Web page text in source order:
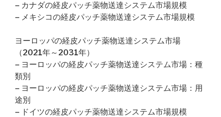
– カナダの経皮パッチ薬物送達システム市場規模
– メキシコの経皮パッチ薬物送達システム市場規模
ヨーロッパの経皮パッチ薬物送達システム市場
（2021年～2031年）
– ヨーロッパの経皮パッチ薬物送達システム市場：種
類別
– ヨーロッパの経皮パッチ薬物送達システム市場：用
途別
– ドイツの経皮パッチ薬物送達システム市場規模